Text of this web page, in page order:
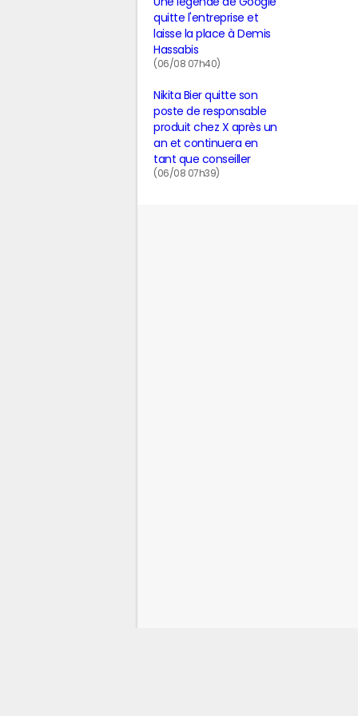
quitte l'entreprise et
laisse la place à Demis
Hassabis
(06/08 07h40)
Nikita Bier quitte son
poste de responsable
produit chez X après un
an et continuera en
tant que conseiller
(06/08 07h39)